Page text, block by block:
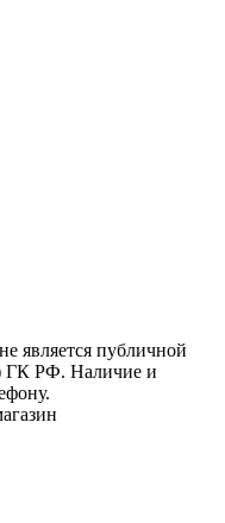
является публичной
ГК РФ. Наличие и